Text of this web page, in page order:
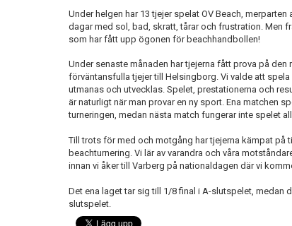
Under helgen har 13 tjejer spelat OV Beach,
dagar med sol, bad, skratt, tårar och frustration. Men
som har fått upp ögonen för beachhandbollen!
Under senaste månaden har tjejerna fått prova på
förväntansfulla tjejer till Helsingborg. Vi valde att
utmanas och utvecklas. Spelet, prestationerna och
är naturligt när man provar en ny sport. Ena matchen
turneringen, medan nästa match fungerar inte spelet
Till trots för med och motgång har tjejerna kämpat på
beachturnering. Vi lär av varandra och våra
innan vi åker till Varberg på nationaldagen där vi
Det ena laget tar sig till 1/8 final i A-slutspelet, medan
slutspelet.